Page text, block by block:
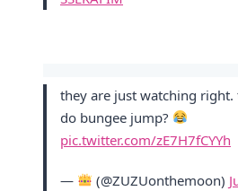
they are just watching
do bungee jump?
pic.twitter.com/zE7H7fCYYh
— (@ZUZUonthemoon)